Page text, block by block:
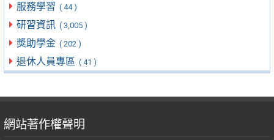
服務學習 ( 44 )
研習資訊 ( 3,005 )
獎助學金 ( 202 )
退休人員專區 ( 41 )
網站著作權聲明